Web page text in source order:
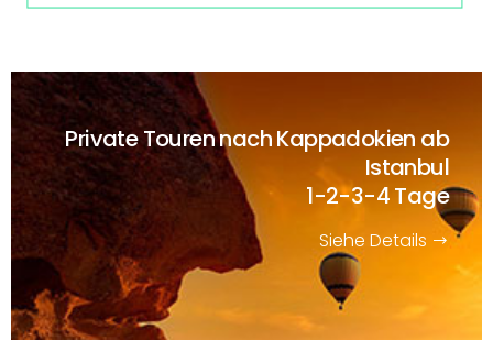
Private Touren nach Kappadokien ab
Istanbul
1-2-3-4 Tage
Siehe Details